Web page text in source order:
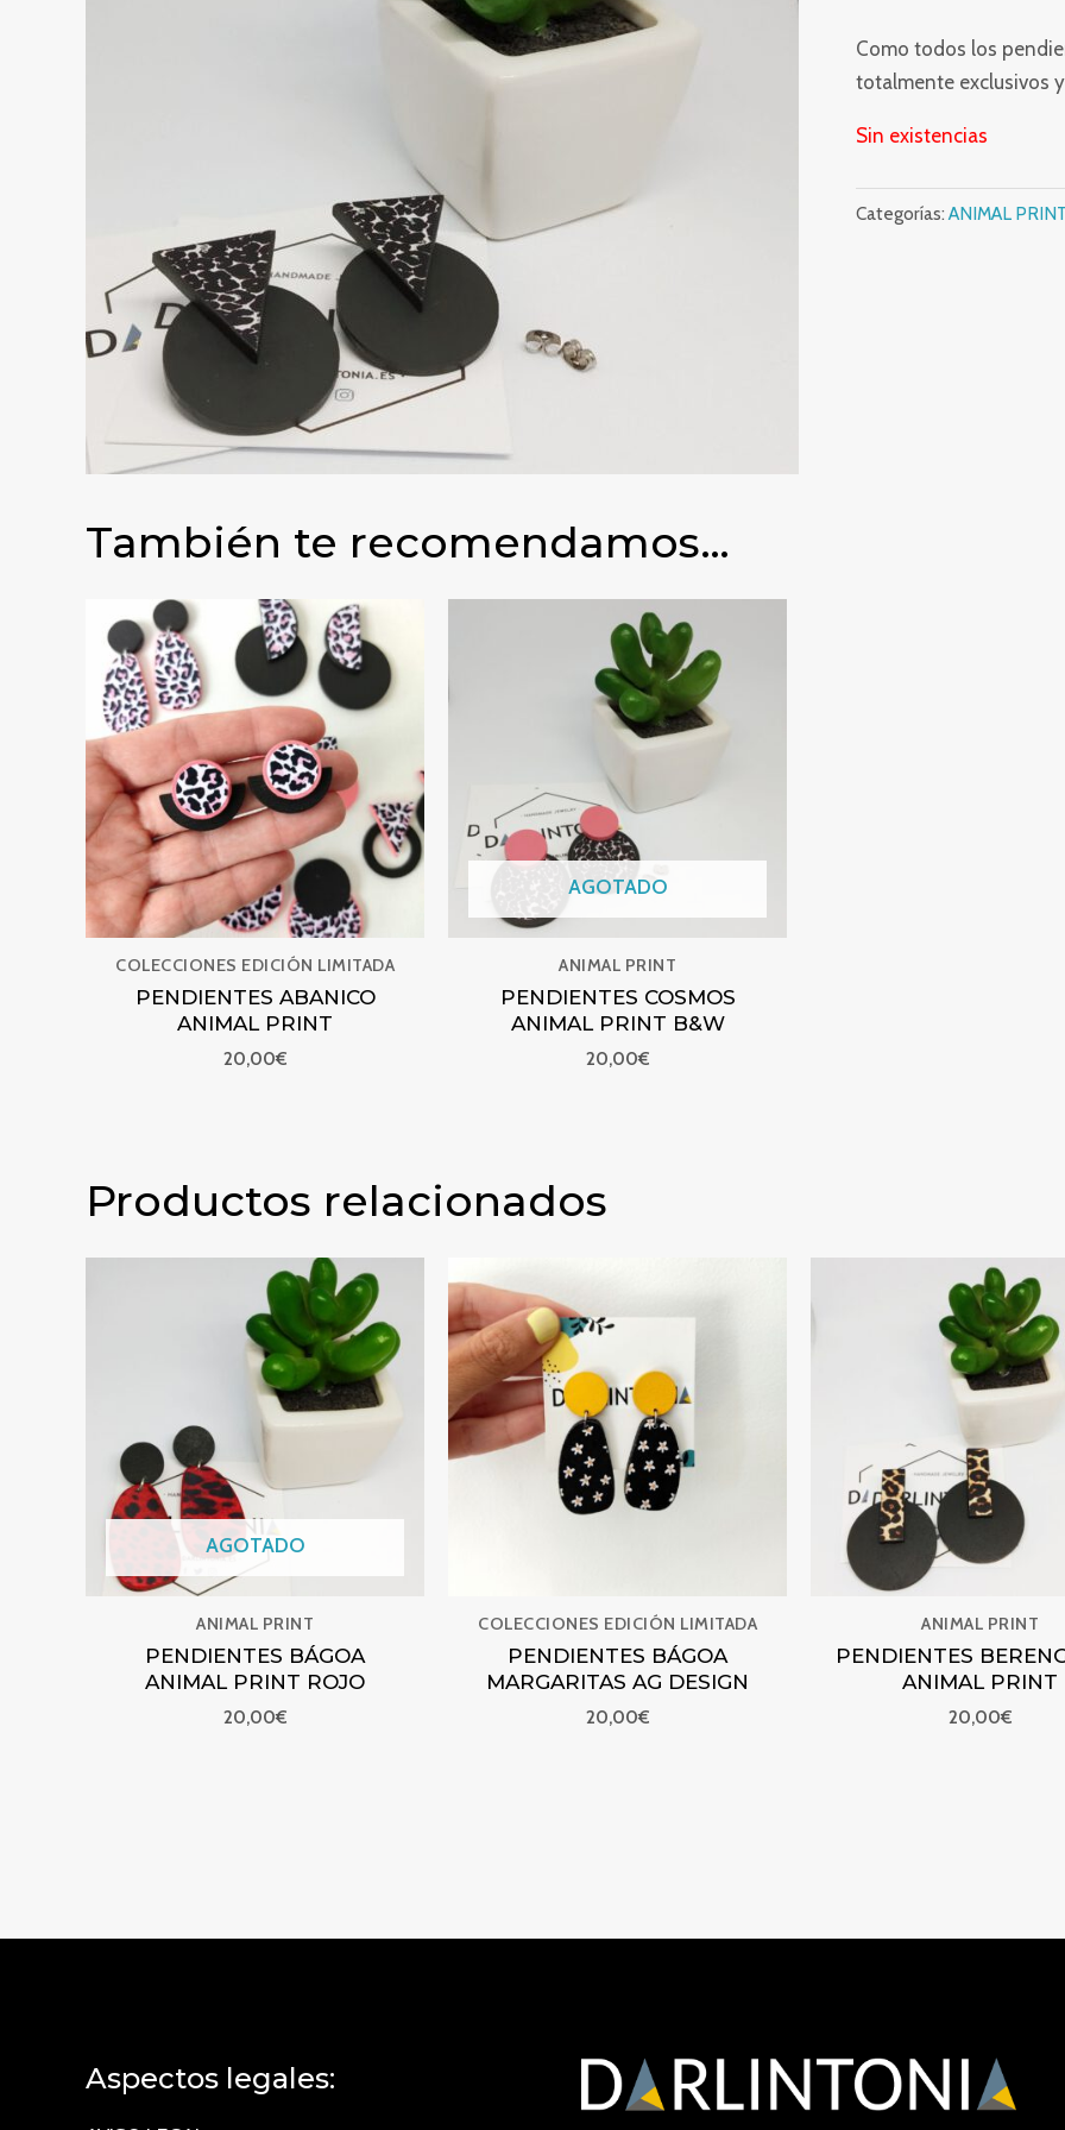
Como todos los
totalmente exclusivos
Sin existencias
Categorías:ANIMAL
También te recomendamos…
PENDIENTES ABANICO ANIMAL PRINT
COLECCIONES EDICIÓN LIMITADA
PENDIENTES ABANICO
ANIMAL PRINT
20,00€
PENDIENTES COSMOS ANIMAL PRINT B&W
AGOTADO
ANIMAL PRINT
PENDIENTES COSMOS
ANIMAL PRINT B&W
20,00€
Productos relacionados
PENDIENTES BÁGOA ANIMAL PRINT ROJO
AGOTADO
ANIMAL PRINT
PENDIENTES BÁGOA
ANIMAL PRINT ROJO
20,00€
PENDIENTES BÁGOA MARGARITAS AG DESIGN
COLECCIONES EDICIÓN LIMITADA
PENDIENTES BÁGOA
MARGARITAS AG DESIGN
20,00€
ANIMAL PRINT
PENDIENTES
ANIMAL PRINT
20,00€
Aspectos legales: